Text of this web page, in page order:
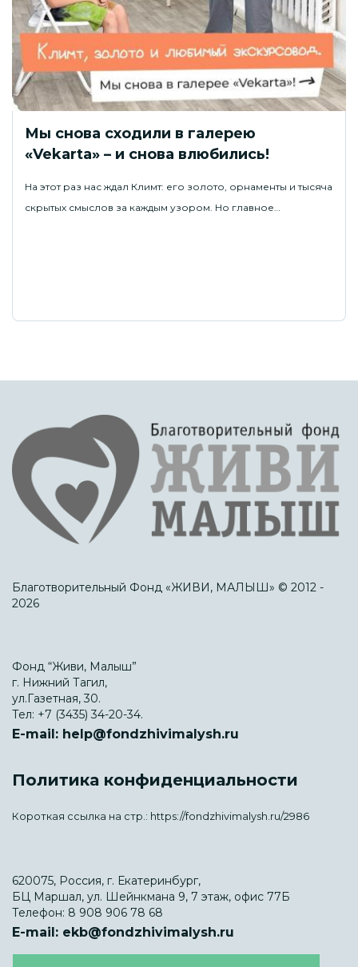
Мы снова сходили в галерею
«Vekarta» – и снова влюбились!
На этот раз нас ждал Климт: его золото, орнаменты и тысяча
скрытых смыслов за каждым узором. Но главное…
Благотворительный Фонд «ЖИВИ, МАЛЫШ» © 2012 -
2026
Фонд “Живи, Малыш”
г. Нижний Тагил,
ул.Газетная, 30.
Тел: +7 (3435) 34-20-34.
E-mail: help@fondzhivimalysh.ru
Политика конфиденциальности
Короткая ссылка на стр.: https://fondzhivimalysh.ru/2986
620075, Россия, г. Екатеринбург,
БЦ Маршал, ул. Шейнкмана 9, 7 этаж, офис 77Б
Телефон: 8 908 906 78 68
E-mail: ekb@fondzhivimalysh.ru